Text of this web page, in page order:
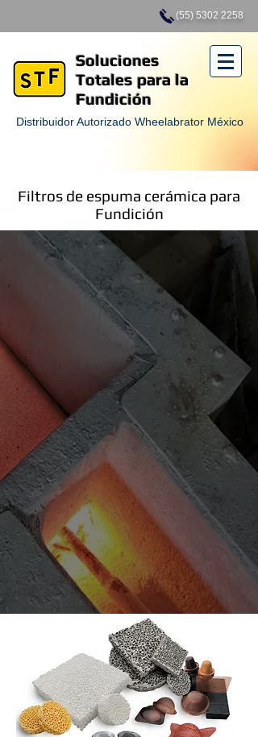
(55) 5302 2258
Distribuidor Autorizado Wheelabrator México
Soluciones
Totales para la
Fundición
Filtros de espuma cerámica para
Fundición